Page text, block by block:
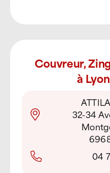
Couvreur,
à
32-34
04